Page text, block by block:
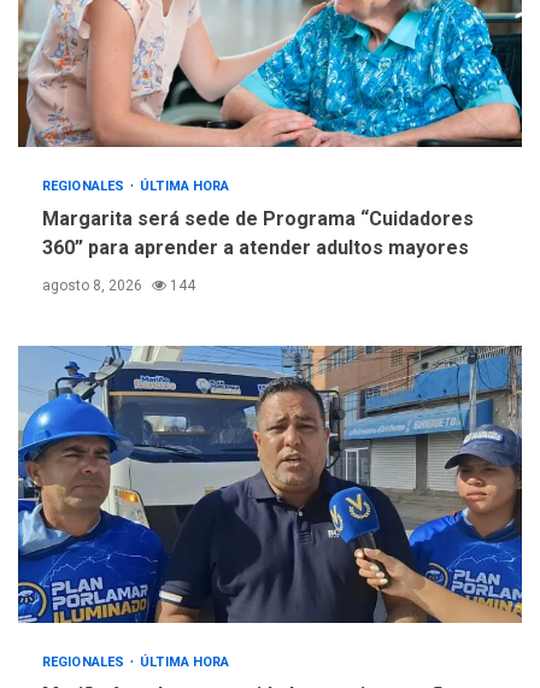
REGIONALES ÚLTIMA HORA
Margarita será sede de Programa “Cuidadores
360” para aprender a atender adultos mayores
agosto 8, 2026 144
REGIONALES ÚLTIMA HORA